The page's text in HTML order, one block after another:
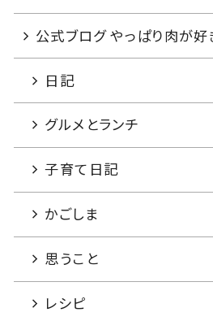
公式ブログ やっぱり肉が好
日記
グルメとランチ
子育て日記
かごしま
思うこと
レシピ